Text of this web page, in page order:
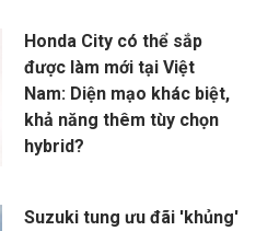
Honda City có thể sắp
được làm mới tại Việt
Nam: Diện mạo khác biệt,
khả năng thêm tùy chọn
hybrid?
Suzuki tung ưu đãi 'khủng'